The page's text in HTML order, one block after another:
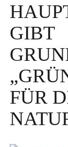
GIBT
FÜR